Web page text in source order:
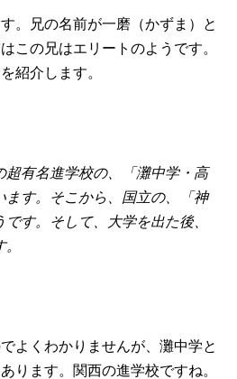
。兄の名前が一磨（かずま）と
この兄はエリートのようです。
紹介します。
超有名進学校の、「灘中学・高
ます。そこから、国立の、「神
す。そして、大学を出た後、
よくわかりませんが、灘中学と
ります。関西の進学校ですね。